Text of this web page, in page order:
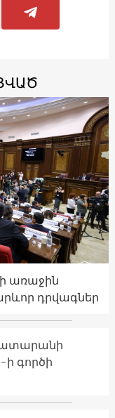
առաջին
դրվագներ
ի գործի